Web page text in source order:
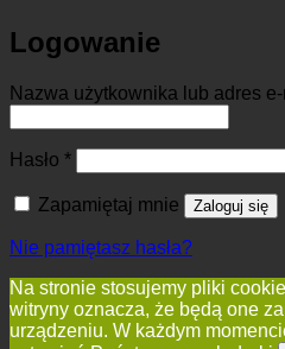
Logowanie
Nazwa użytkownika lub adres e-
Hasło *Wymagane
Zapamiętaj mnie Zaloguj się
Nie pamiętasz hasła?
Na stronie stosujemy pliki
witryny oznacza, że będą one
urządzeniu. W każdym